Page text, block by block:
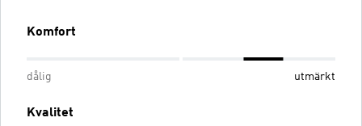
Komfort
dålig utmärkt
Kvalitet